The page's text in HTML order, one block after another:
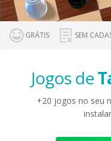
GRÁTIS SEM
Jogos de
+20 jogos no seu